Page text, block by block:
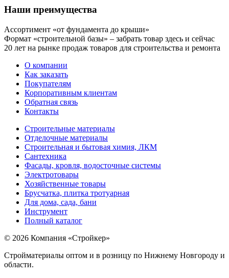
Наши преимущества
Ассортимент «от фундамента до крыши»
Формат «строительной базы» – забрать товар здесь и сейчас
20 лет на рынке продаж товаров для строительства и ремонта
О компании
Как заказать
Покупателям
Корпоративным клиентам
Обратная связь
Контакты
Строительные материалы
Отделочные материалы
Строительная и бытовая химия, ЛКМ
Сантехника
Фасады, кровля, водосточные системы
Электротовары
Хозяйственные товары
Брусчатка, плитка тротуарная
Для дома, сада, бани
Инструмент
Полный каталог
© 2026 Компания «Стройкер»
Стройматериалы оптом и в розницу по Нижнему Новгороду и
области.